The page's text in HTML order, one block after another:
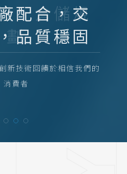
，倉儲規
劃
客戶朋友聯絡我們!